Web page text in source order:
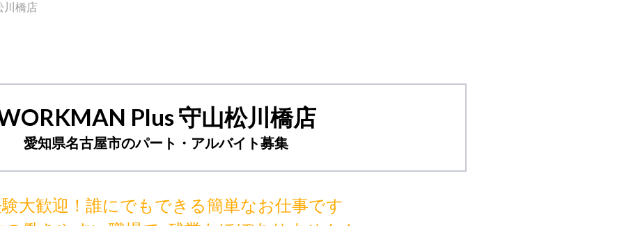
川橋店
Plus 守山松川橋店
愛知県名古屋市のパート・アルバイト募集
大歓迎！誰にでもできる簡単なお仕事です